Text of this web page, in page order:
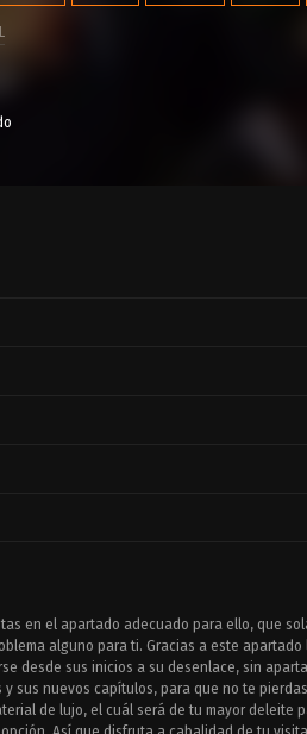
en el apartado adecuado para ello, que
alguno para ti. Gracias a este
desde sus inicios a su desenlace, sin
sus nuevos capítulos, para que no te
de lujo, el cuál será de tu mayor deleite